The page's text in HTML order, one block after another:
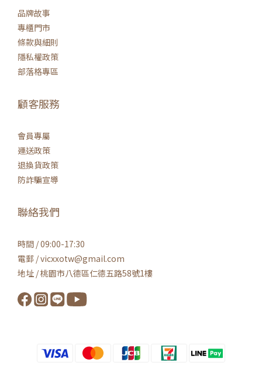
品牌故事
專櫃門市
條款與細則
隱私權政策
部落格專區
顧客服務
會員專屬
運送政策
退換貨政策
防詐騙宣導
聯絡我們
時間 / 09:00-17:30
電郵 / vicxxotw@gmail.com
地址 / 桃園市八德區仁德五路58號1樓